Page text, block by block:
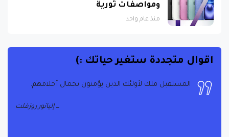
ومواصفات ثورية
منذ عام واحد
اقوال متجددة ستغير حياتك :)
المستقبل ملك لأولئك الذين يؤمنون بجمال أحلامهم.
إليانور روزفلت